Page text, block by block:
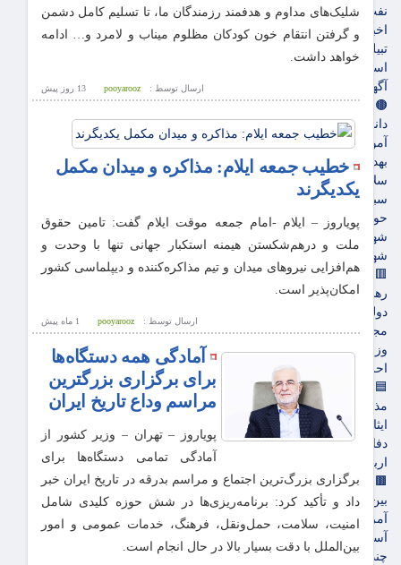
نفت و انرژی
اخبار بورس
تبیلغات
استخدام
آگهی های دولتی
🟤جامعه
دانشگاه
آموزش و پرورش
بهداشت و درمان
سلامت
سبک زندگی
حوادث، انتظامی
شهرداری و شورای شهر
شهری و رفاهی
🟥سیاسی
رهبر انقلاب
دولت
مجلس
وزارت امور خارجه
احزاب و تشکلها
🟦فرهنگ و هنر
مذهبی
ایثار و شهادت
دفاع مقدس
اربعین
🟫جهان
بین الملل
آمریکا و اروپاه
آسیای غربی
چندرسانه‌ای
شلیک‌های مداوم و هدفمند رزمندگان ما، تا تسلیم کامل دشمن
و گرفتن انتقام خون کودکان مظلوم میناب و لامرد و… ادامه
خواهد داشت.
13 روز پيش ارسال توسط : pooyarooz
خطیب جمعه ایلام: مذاکره و میدان مکمل
یکدیگرند
پویاروز – ایلام -امام جمعه موقت ایلام گفت: تامین حقوق
ملت و درهم‌شکستن هیمنه استکبار جهانی تنها با وحدت و
هم‌افزایی نیروهای میدان و تیم مذاکره‌کننده و دیپلماسی کشور
امکان‌پذیر است.
1 ماه پيش ارسال توسط : pooyarooz
آمادگی همه دستگاه‌ها
برای برگزاری بزرگترین
مراسم وداع تاریخ ایران
پویاروز – تهران – وزیر کشور از
آمادگی تمامی دستگاه‌ها برای
برگزاری بزرگ‌ترین اجتماع و مراسم بدرقه در تاریخ ایران خبر
داد و تأکید کرد: برنامه‌ریزی‌ها در شش حوزه کلیدی شامل
امنیت، سلامت، حمل‌ونقل، فرهنگ، خدمات عمومی و امور
بین‌الملل با دقت بسیار بالا در حال انجام است.